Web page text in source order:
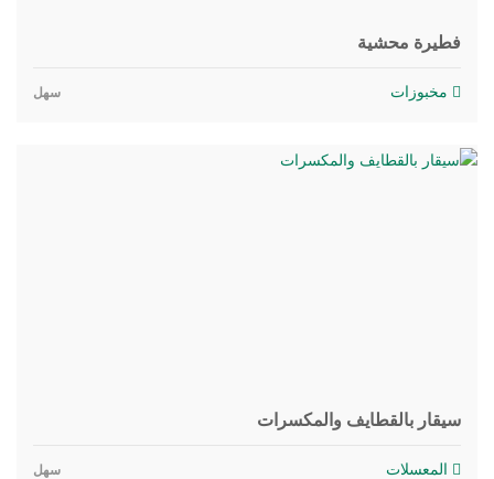
فطيرة محشية
مخبوزات سهل
سيقار بالقطايف والمكسرات
المعسلات سهل